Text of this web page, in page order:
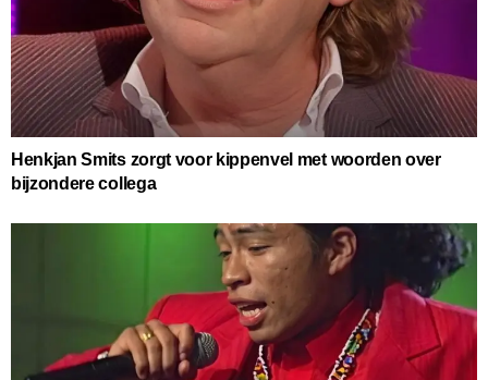
Henkjan Smits zorgt voor kippenvel met woorden over
bijzondere collega